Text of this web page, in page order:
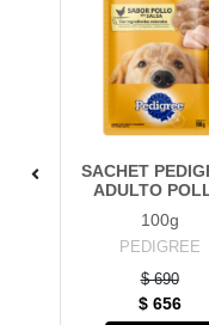
SACHET
ADULTO
100g
PEDIGREE
$ 690
$ 656